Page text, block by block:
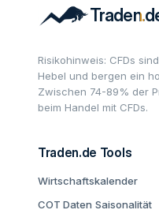
Risikohinweis: CFDs
Hebel und bergen ein
Zwischen 74-89% der
beim Handel mit CFDs.
Traden.de Tools
Wirtschaftskalender
COT Daten Saisonalität